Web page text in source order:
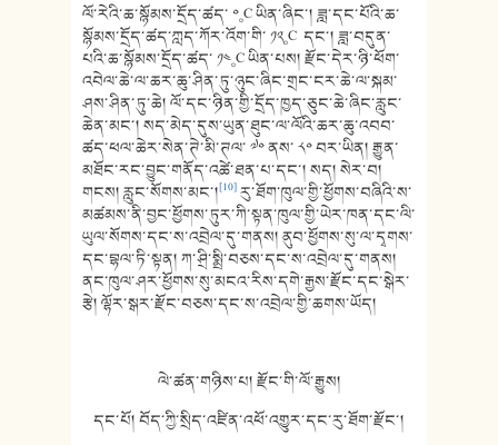
ལོ་རེའི་ཆ་སྙོམས་དྲོད་ཚད་ ༠༚C ཡིན་ཞིང་། ཟླ་དང་པོའི་ཆ་
སྙོམས་དྲོད་ཚད་ཀླད་ཀོར་འོག་གི་ ༡༢༚C དང་། ཟླ་བདུན་
པའི་ཆ་སྙོམས་དྲོད་ཚད་ ༡༤༚C ཡིན་པས། རྫོང་དེར་ཉི་ཕོག་
འབེལ་ཆེ་ལ་ཆར་ཆུ་ཤིན་ཏུ་ཉུང་ཞིང་གྲང་ངར་ཆེ་ལ་སྐམ་
ཤས་ཤིན་ཏུ་ཆེ། ལོ་དང་ཉིན་གྱི་དྲོད་ཁྱད་ཅུང་ཆེ་ཞིང་རླུང་
ཆེན་མང་། སད་མེད་དུས་ཡུན་ཐུང་ལ་ལོའི་ཆར་ཆུ་འབབ་
ཚད་ཕལ་ཆེར་སེན་ཊེ་མི་ཊལ་ ༧༠ ནས་ ༨༠ བར་ཡིན། རྒྱུན་
མཐོང་རང་བྱུང་གནོད་འཚེ་ཐན་པ་དང་། སད། སེར་བ།
གངས། རླུང་སོགས་མང་།[10]རུ་ཐོག་ཁུལ་གྱི་ཕྱོགས་བཞིའི་ས་
མཚམས་ནི་བྱང་ཕྱོགས་ཏུར་ཀི་སྟན་ཁུལ་གྱི་ཡེར་ཁན་དང་ལི་
ཡུལ་སོགས་དང་ས་འབྲེལ་དུ་གནས། ནུབ་ཕྱོགས་སུ་ལ་དྭགས་
དང་བྷལ་ཏི་སྟན། ཀ་ཤྲི་སྨྲི་བཅས་དང་ས་འབྲེལ་དུ་གནས།
ནང་ཁུལ་ཤར་ཕྱོགས་སུ་མངའ་རིས་དགེ་རྒྱས་རྫོང་དང་སྒེར་
རྩེ། ལྷོར་སྒར་རྫོང་བཅས་དང་ས་འབྲེལ་གྱི་ཆགས་ཡོད།
ལེ་ཚན་གཉིས་པ། རྫོང་གི་ལོ་རྒྱུས།
དང་པོ། བོད་ཀྱི་སྲིད་འཛིན་འཕོ་འགྱུར་དང་རུ་ཐོག་རྫོང་།